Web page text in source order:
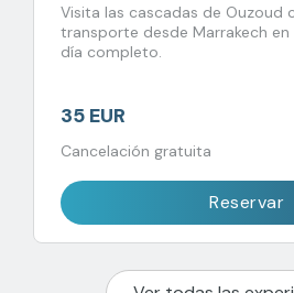
Visita las cascadas de Ouzoud
transporte desde Marrakech en
día completo.
35 EUR
Cancelación gratuita
Reservar